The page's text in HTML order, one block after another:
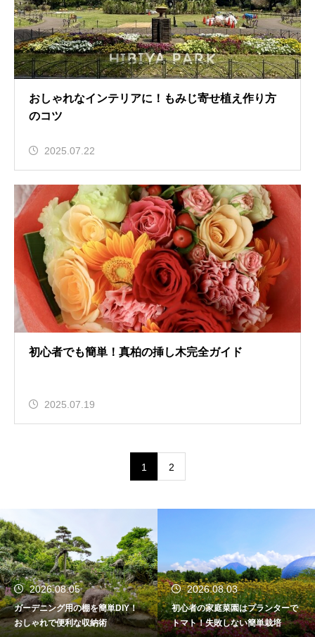
おしゃれなインテリアに！もみじ寄せ植え作り方
のコツ
2025.07.22
初心者でも簡単！真柏の挿し木完全ガイド
2025.07.19
1 2
ング用の棚を簡単DIY！
で便利な収納術
2026.08.03
初心者の家庭菜園はプランターで
トマト！失敗しない簡単栽培
6月は
初夏か